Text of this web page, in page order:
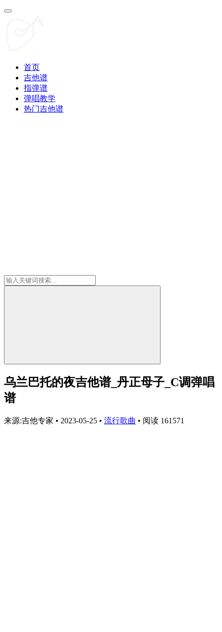
首页
吉他谱
指弹谱
弹唱教学
热门吉他谱
乌兰巴托的夜吉他谱_丹正母子_C调弹唱
谱
来源:吉他专家 • 2023-05-25 • 流行歌曲 • 阅读 161571